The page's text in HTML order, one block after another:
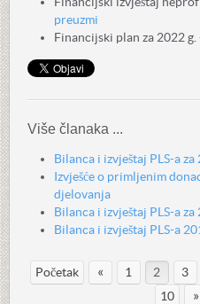
preuzmi
Financijski plan za 2022 g.
Više članaka ...
Bilanca i izvještaj PLS-a
Izvješće o primljenim
djelovanja
Bilanca i izvještaj PLS-a
Bilanca i izvještaj PLS-a
Početak « 1 2 3
10
»